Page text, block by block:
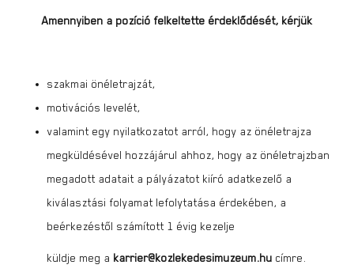
Amennyiben a pozíció felkeltette érdeklődését, kérjük
szakmai önéletrajzát,
motivációs levelét,
valamint egy nyilatkozatot arról, hogy az önéletrajza
megküldésével hozzájárul ahhoz, hogy az önéletrajzban
megadott adatait a pályázatot kiíró adatkezelő a
kiválasztási folyamat lefolytatása érdekében, a
beérkezéstől számított 1 évig kezelje
küldje meg a karrier@kozlekedesimuzeum.hu címre.